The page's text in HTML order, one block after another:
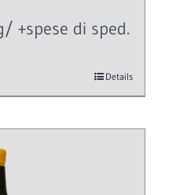
+spese di sped.
Details